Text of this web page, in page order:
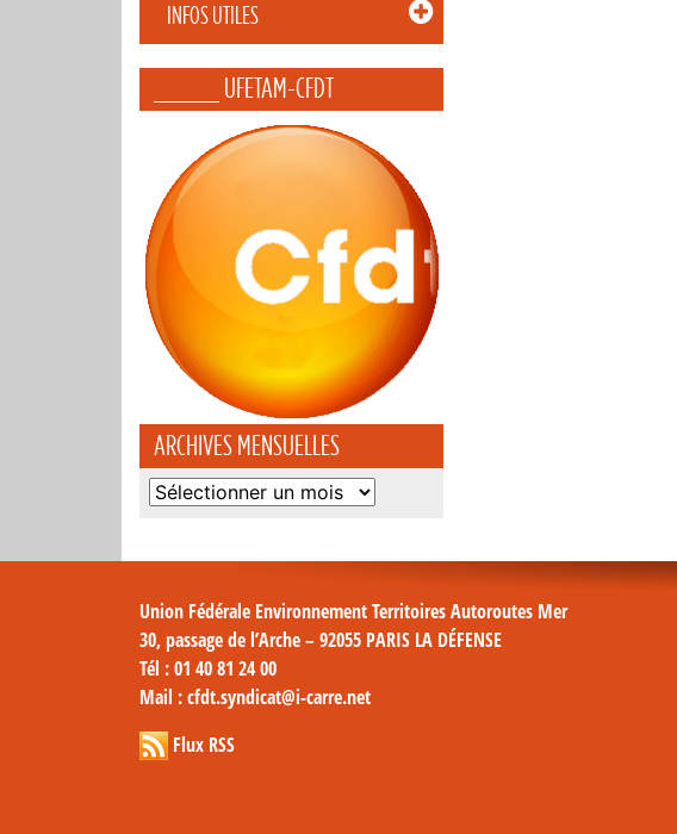
INFOS UTILES
_____ UFETAM-CFDT
ARCHIVES MENSUELLES
Archives
Union Fédérale Environnement Territoires Autoroutes Mer
30, passage de l’Arche – 92055 PARIS LA DÉFENSE
Tél : 01 40 81 24 00
Mail : cfdt.syndicat@i-carre.net
Flux RSS